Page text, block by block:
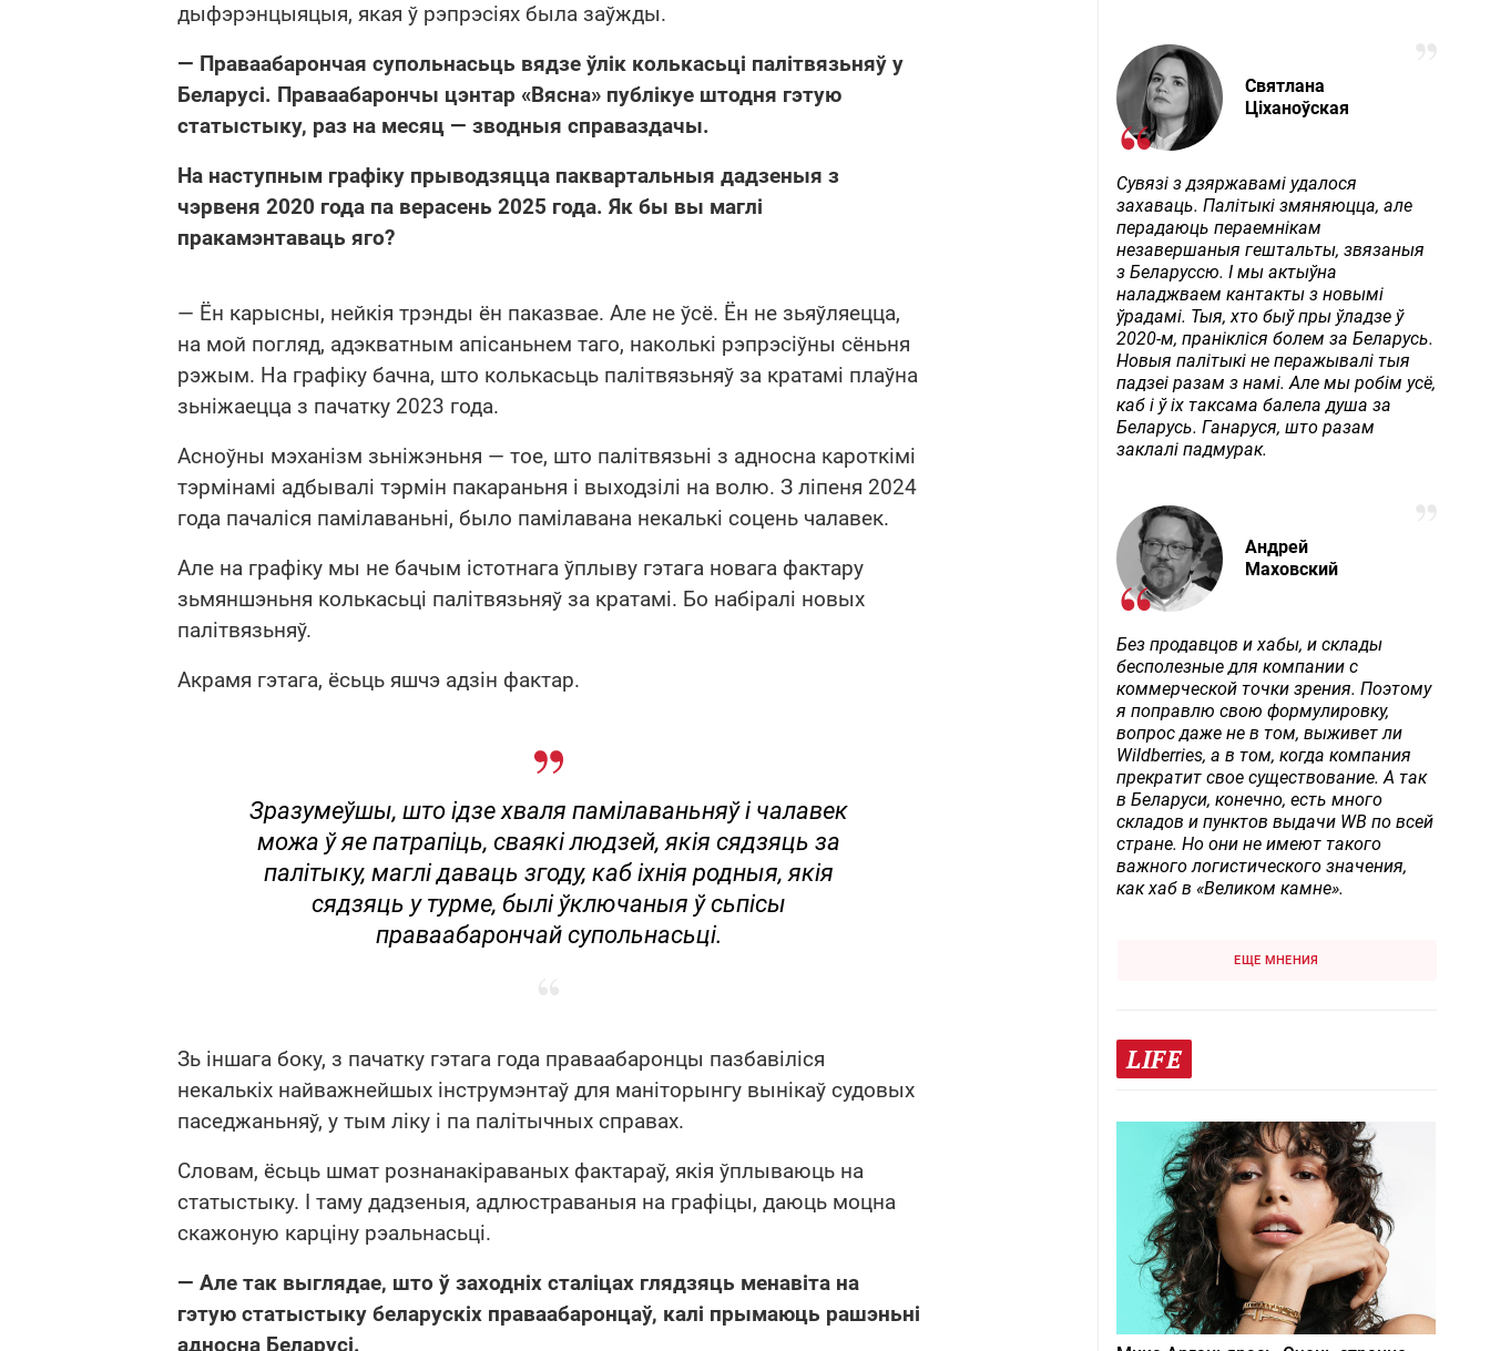
дыфэрэнцыяцыя, якая ў рэпрэсіях была заўжды.
— Праваабарончая супольнасьць вядзе ўлік колькасьці палітвязьняў у
Беларусі. Праваабарончы цэнтар «Вясна» публікуе штодня гэтую
статыстыку, раз на месяц — зводныя справаздачы.
На наступным графіку прыводзяцца паквартальныя дадзеныя з
чэрвеня 2020 года па верасень 2025 года. Як бы вы маглі
пракамэнтаваць яго?
— Ён карысны, нейкія трэнды ён паказвае. Але не ўсё. Ён не зьяўляецца,
на мой погляд, адэкватным апісаньнем таго, наколькі рэпрэсіўны сёньня
рэжым. На графіку бачна, што колькасьць палітвязьняў за кратамі плаўна
зьніжаецца з пачатку 2023 года.
Асноўны мэханізм зьніжэньня — тое, што палітвязьні з адносна кароткімі
тэрмінамі адбывалі тэрмін пакараньня і выходзілі на волю. З ліпеня 2024
года пачаліся памілаваньні, было памілавана некалькі соцень чалавек.
Але на графіку мы не бачым істотнага ўплыву гэтага новага фактару
зьмяншэньня колькасьці палітвязьняў за кратамі. Бо набіралі новых
палітвязьняў.
Акрамя гэтага, ёсьць яшчэ адзін фактар.
Зразумеўшы, што ідзе хваля памілаваньняў і чалавек
можа ў яе патрапіць, сваякі людзей, якія сядзяць за
палітыку, маглі даваць згоду, каб іхнія родныя, якія
сядзяць у турме, былі ўключаныя ў сьпісы
праваабарончай супольнасьці.
Зь іншага боку, з пачатку гэтага года праваабаронцы пазбавіліся
некалькіх найважнейшых інструмэнтаў для маніторынгу вынікаў судовых
паседжаньняў, у тым ліку і па палітычных справах.
Словам, ёсьць шмат рознанакіраваных фактараў, якія ўплываюць на
статыстыку. І таму дадзеныя, адлюстраваныя на графіцы, даюць моцна
скажоную карціну рэальнасьці.
— Але так выглядае, што ў заходніх сталіцах глядзяць менавіта на
гэтую статыстыку беларускіх праваабаронцаў, калі прымаюць рашэньні
адносна Беларусі.
Святлана
Ціханоўская
Сувязі з дзяржавамі удалося
захаваць. Палітыкі змяняюцца, але
перадаюць пераемнікам
незавершаныя гештальты, звязаныя
з Беларуссю. І мы актыўна
наладжваем кантакты з новымі
ўрадамі. Тыя, хто быў пры ўладзе ў
2020-м, пранікліся болем за Беларусь.
Новыя палітыкі не перажывалі тыя
падзеі разам з намі. Але мы робім усё,
каб і ў іх таксама балела душа за
Беларусь. Ганаруся, што разам
заклалі падмурак.
Андрей
Маховский
Без продавцов и хабы, и склады
бесполезные для компании с
коммерческой точки зрения. Поэтому
я поправлю свою формулировку,
вопрос даже не в том, выживет ли
Wildberries, а в том, когда компания
прекратит свое существование. А так
в Беларуси, конечно, есть много
складов и пунктов выдачи WB по всей
стране. Но они не имеют такого
важного логистического значения,
как хаб в «Великом камне».
ЕЩЕ МНЕНИЯ
LIFE